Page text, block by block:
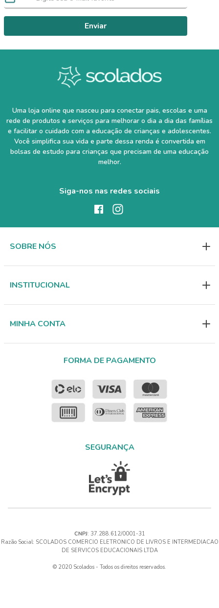
Enviar
Uma loja online que nasceu para conectar pais, escolas e uma
rede de produtos e serviços para melhorar o dia a dia das famílias
e facilitar o cuidado com a educação de crianças e adolescentes.
Você simplifica sua vida e parte dessa renda é convertida em
bolsas de estudo para crianças que precisam de uma educação
melhor.
Siga-nos nas redes sociais
SOBRE NÓS
INSTITUCIONAL
MINHA CONTA
FORMA DE PAGAMENTO
SEGURANÇA
CNPJ: 37.288.612/0001-31
Razão Social: SCOLADOS COMERCIO ELETRONICO DE LIVROS E INTERMEDIACAO
DE SERVICOS EDUCACIONAIS LTDA
© 2020 Scolados - Todos os direitos reservados.